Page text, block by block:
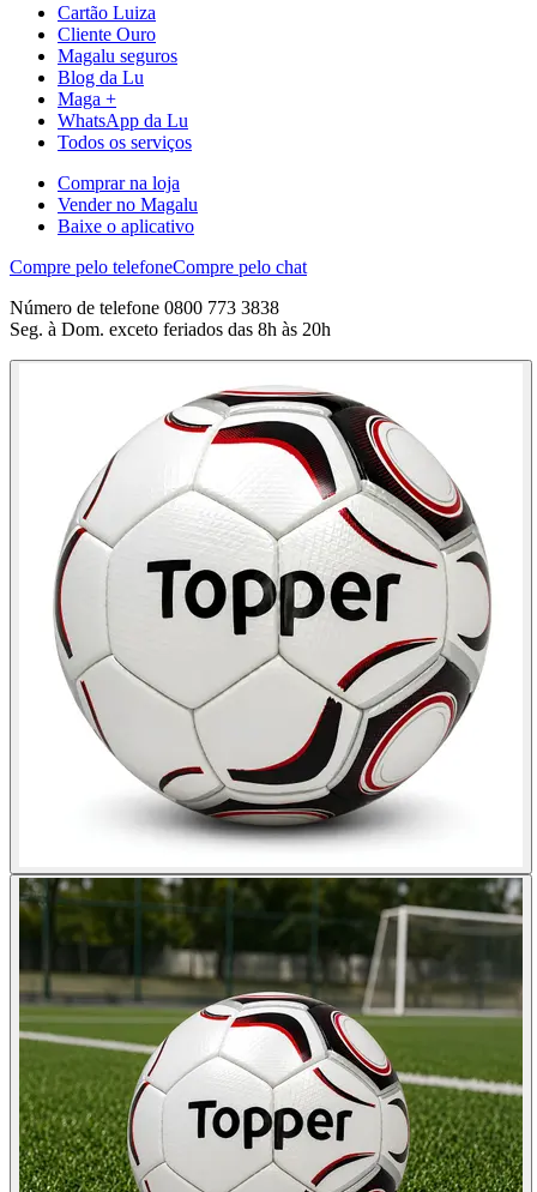
Cartão Luiza
Cliente Ouro
Magalu seguros
Blog da Lu
Maga +
WhatsApp da Lu
Todos os serviços
Comprar na loja
Vender no Magalu
Baixe o aplicativo
Compre pelo telefoneCompre pelo chat
Número de telefone 0800 773 3838
Seg. à Dom. exceto feriados das 8h às 20h